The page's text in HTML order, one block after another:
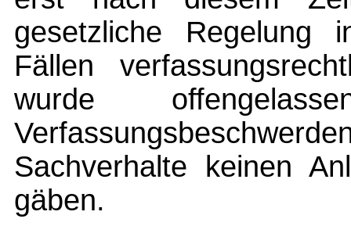
gesetzliche Regelung
Fällen
wurde
Sachverhalte keinen
gäben.